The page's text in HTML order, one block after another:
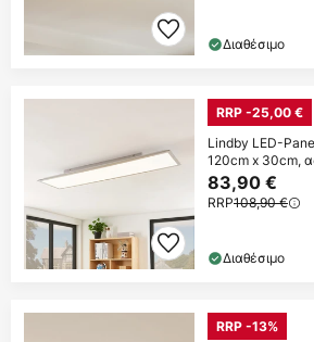
Διαθέσιμο
RRP -25,00 €
Lindby LED-
120cm x 30cm,
83,90 €
RRP108,90 €
Διαθέσιμο
RRP -13%